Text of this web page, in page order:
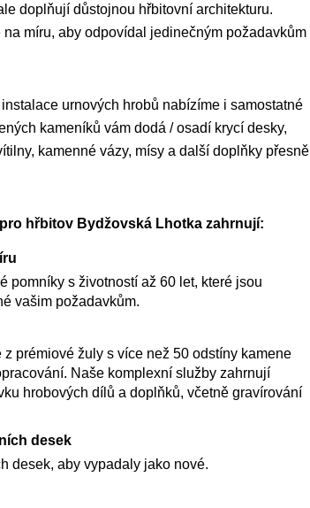
doplňují důstojnou hřbitovní architekturu.
míru, aby odpovídal jedinečným požadavkům
urnových hrobů nabízíme i samostatné
kameníků vám dodá / osadí krycí desky,
kamenné vázy, mísy a další doplňky přesně
hřbitov Bydžovská Lhotka zahrnují:
pomníky s životností až 60 let, které jsou
vašim požadavkům.
prémiové žuly s více než 50 odstíny kamene
Naše komplexní služby zahrnují
hrobových dílů a doplňků, včetně gravírování
desek
desek, aby vypadaly jako nové.